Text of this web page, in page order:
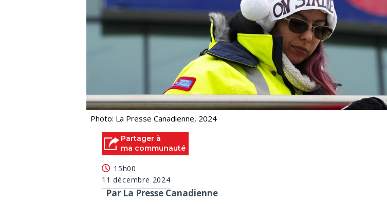
Photo: La Presse Canadienne, 2024
Partager à
ma communauté
15h00
11 décembre 2024
Par La Presse Canadienne